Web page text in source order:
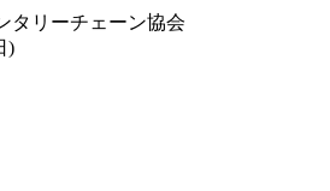
タリーチェーン協会
)